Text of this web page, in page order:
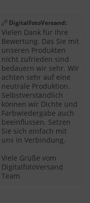
DigitalfotoVersand:
Vielen Dank für Ihre
Bewertung. Das Sie mit
unseren Produkten
nicht zufrieden sind
bedauern wir sehr. Wir
achten sehr auf eine
neutrale Produktion.
Selbstverständlich
können wir Dichte und
Farbwiedergabe auch
beeinflussen. Setzen
Sie sich einfach mit
uns in Verbindung.
Viele Grüße vom
DigitalfotoVersand
Team